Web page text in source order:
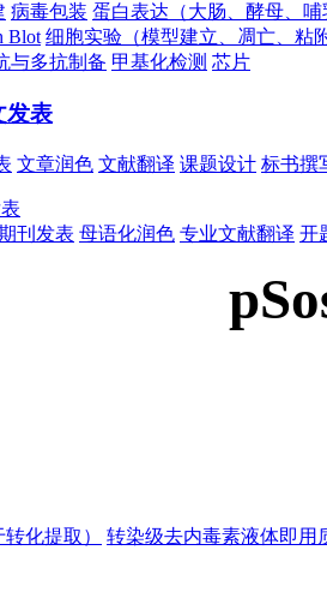
病毒包装 蛋白表达（大肠、酵母、
Blot 细胞实验（模型建立、凋亡、粘
与多抗制备 甲基化检测 芯片
发表
文章润色 文献翻译 课题设计 标书撰
刊发表 母语化润色 专业文献翻译 开
化提取） 转染级去内毒素液体即用